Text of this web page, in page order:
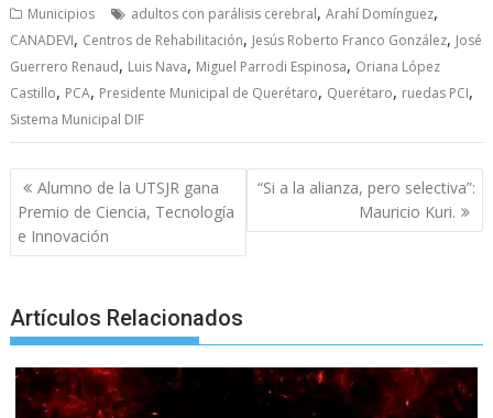
e
b
o
o
k
itt
er
ai
l
at
s
A
p
p
ss
e
n
g
er
y
p
e
e
gr
a
m
ar
e
Municipios adultos con parálisis cerebral,Arahí Domínguez,
CANADEVI, Centros de Rehabilitación, Jesús Roberto Franco González, José
Guerrero Renaud, Luis Nava, Miguel Parrodi Espinosa, Oriana López
Castillo, PCA, Presidente Municipal de Querétaro, Querétaro, ruedas PCI,
Sistema Municipal DIF
Post
navigation
Alumno de la UTSJR gana
Premio de Ciencia, Tecnología
e Innovación
“Si a la alianza, pero selectiva”:
Mauricio Kuri.
Artículos Relacionados